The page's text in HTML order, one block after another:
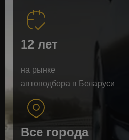
12 лет
на рынке
автоподбора в Беларуси
Все города